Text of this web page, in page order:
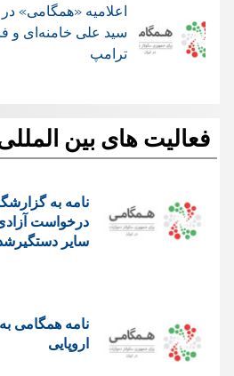
اعلامیه «همگامی»
سید علی خامنه‌ای و
ترامپ
فعالیت های بین
نامه به
درخواست
سایر
نامه همگامی
اروپایی